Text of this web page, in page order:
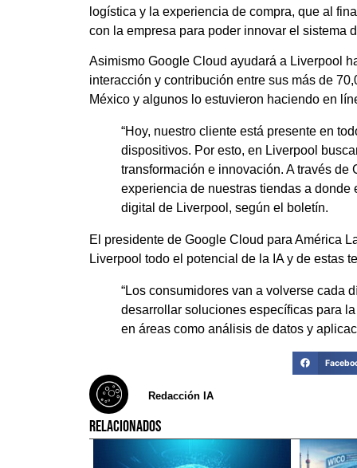
logística y la experiencia de compra, que al
con la empresa para poder innovar el sistema
Asimismo Google Cloud ayudará a Liverpool
interacción y contribución entre sus más de
México y algunos lo estuvieron haciendo en
“Hoy, nuestro cliente está presente en
dispositivos. Por esto, en Liverpool
transformación e innovación. A través
experiencia de nuestras tiendas a donde
digital de Liverpool, según el boletín.
El presidente de Google Cloud para América
Liverpool todo el potencial de la IA y de estas
“Los consumidores van a volverse cada
desarrollar soluciones específicas para
en áreas como análisis de datos y
Redacción IA
RELACIONADOS